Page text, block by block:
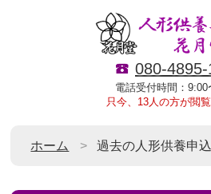
080-
電話受付時間：9:00
只今、13人の方が閲覧
ホーム 過去の人形供養申込